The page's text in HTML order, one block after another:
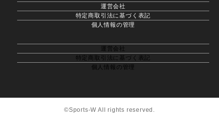
運営会社
特定商取引法に基づく表記
個人情報の管理
運営会社
特定商取引法に基づく表記
個人情報の管理
©Sports-W All rights reserved.